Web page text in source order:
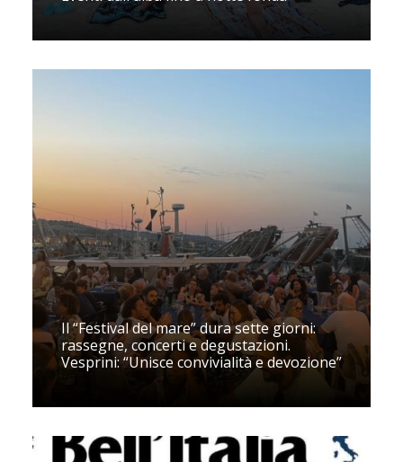
Il “Festival del mare” dura sette giorni:
rassegne, concerti e degustazioni.
Vesprini: “Unisce convivialità e devozione”